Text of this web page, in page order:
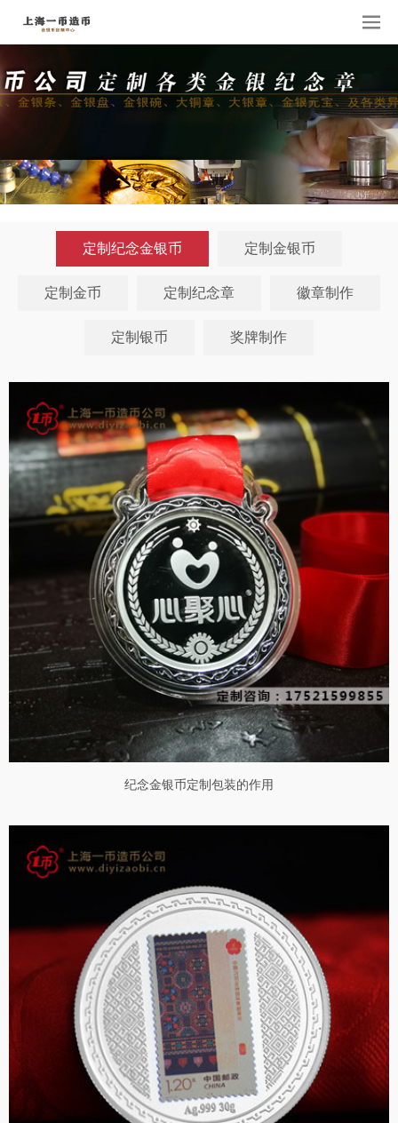
定制纪念金银币 定制金银币
定制金币 定制纪念章 徽章制作
定制银币 奖牌制作
纪念金银币定制包装的作用